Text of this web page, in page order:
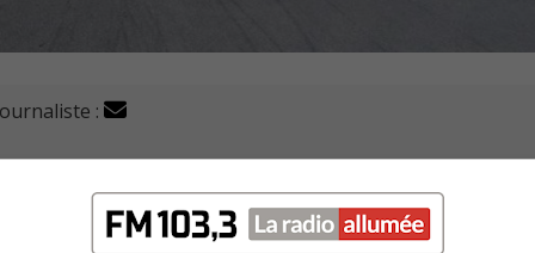
:
être fait pour rendre plus sécuritaire l’intersection
rue St-Thomas.